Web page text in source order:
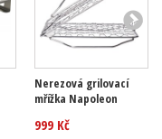
Nerezová grilovací
mřížka Napoleon
999 Kč